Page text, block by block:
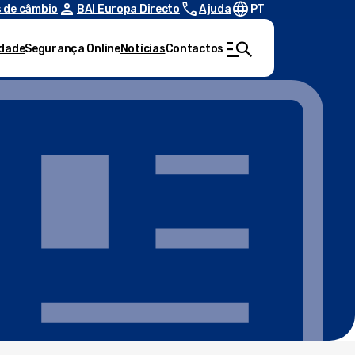
de câmbioperson BAI Europa DirectocallAjudalanguage PT
Segurança OnlineNotíciasContactos manage_search
Pesquisa